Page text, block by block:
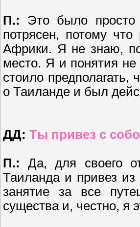
П.: Это было
потрясен, потому
Африки. Я не знаю,
место. Я и понятия не
стоило
о Таиланде и был
ДД: Ты привез с
П.: Да, для своего
Таиланда и привез
занятие за все
существа и, честно, я